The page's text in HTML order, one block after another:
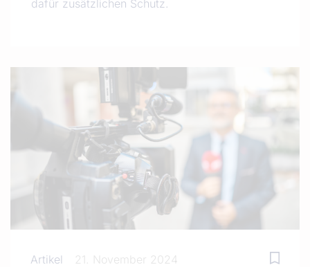
dafür zusätzlichen Schutz.
Artikel 21. November 2024